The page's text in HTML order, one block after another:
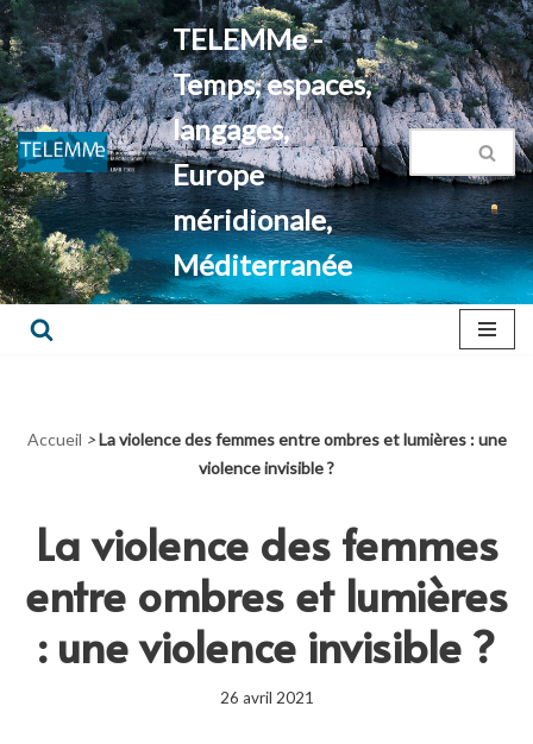
Aller
au
contenu
TELEMMe -
Temps, espaces,
langages,
Europe
méridionale,
Méditerranée
Accueil > La violence des femmes entre ombres et lumières : une
violence invisible ?
La violence des femmes
entre ombres et lumières
: une violence invisible ?
26 avril 2021